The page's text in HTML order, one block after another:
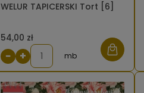
WELUR TAPICERSKI Tort [6]
54,00 zł
− + mb